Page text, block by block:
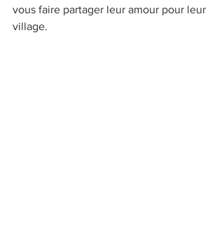
vous faire partager leur amour pour leur
village.